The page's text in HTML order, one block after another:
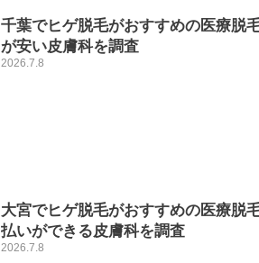
千葉でヒゲ脱毛がおすすめの医療脱
が安い皮膚科を調査
2026.7.8
大宮でヒゲ脱毛がおすすめの医療脱
払いができる皮膚科を調査
2026.7.8